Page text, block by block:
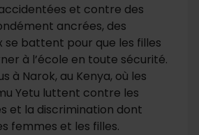
et contre des
ancrées, des
se battent pour que les filles
à l’école en toute sécurité.
à Narok, au Kenya, où les
Yetu luttent contre les
et la discrimination dont
femmes et les filles.